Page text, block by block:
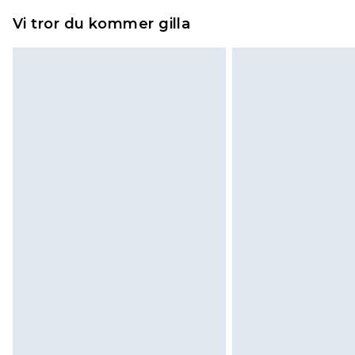
piercade smycken,
Vi tror du kommer gilla